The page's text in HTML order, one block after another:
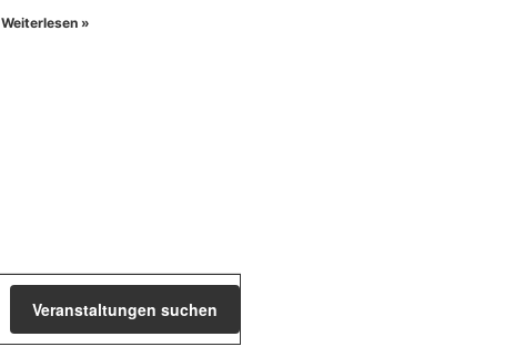
Weiterlesen »
Veranstaltungen suchen
Veranstaltung
Ansichten-